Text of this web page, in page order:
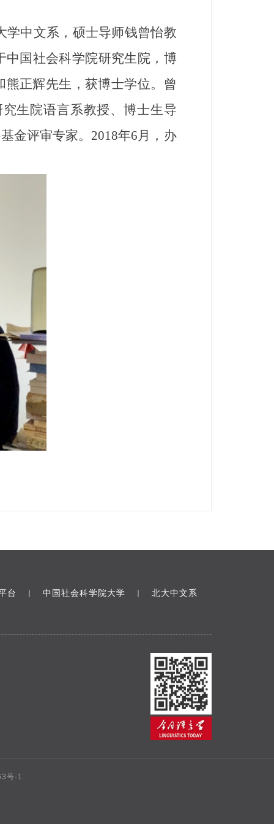
学中文系，硕士导师钱曾怡教
中国社会科学院研究生院，博
正辉先生，获博士学位。曾
生院语言系教授、博士生导
金评审专家。2018年6月，办
台 中国社会科学院大学 北大中文系
号-1